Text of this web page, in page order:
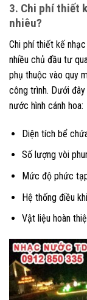
3. Chi phí thiết
nhiêu?
Chi phí thiết kế
nhiều chủ đầu tư
phụ thuộc vào quy
công trình. Dưới
nước hình cánh hoa:
Diện tích bể
Số lượng vòi
Mức độ phức
Hệ thống điều
Vật liệu hoàn